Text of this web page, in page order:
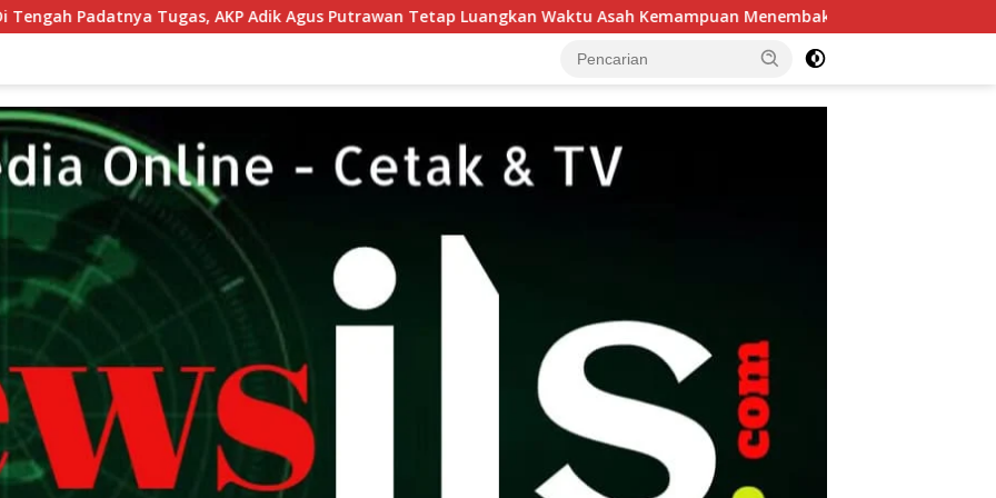
Adik Agus Putrawan Tetap Luangkan Waktu Asah Kemampuan Menembak Patroli Harkamtibmas Polsek Tarik